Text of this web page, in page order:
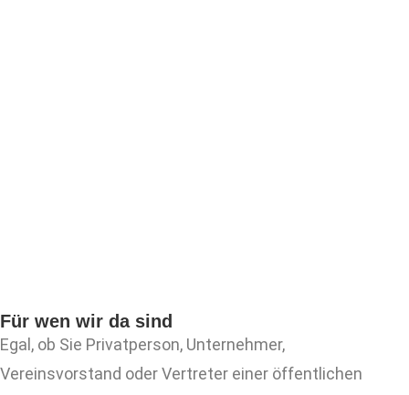
Für wen wir da sind
Egal, ob Sie Privatperson, Unternehmer,
Vereinsvorstand oder Vertreter einer öffentlichen